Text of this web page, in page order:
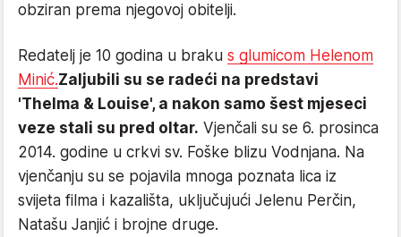
obziran prema njegovoj obitelji.
Redatelj je 10 godina u braku s glumicom Helenom
Minić.Zaljubili su se radeći na predstavi
'Thelma & Louise', a nakon samo šest mjeseci
veze stali su pred oltar. Vjenčali su se 6. prosinca
2014. godine u crkvi sv. Foške blizu Vodnjana. Na
vjenčanju su se pojavila mnoga poznata lica iz
svijeta filma i kazališta, uključujući Jelenu Perčin,
Natašu Janjić i brojne druge.